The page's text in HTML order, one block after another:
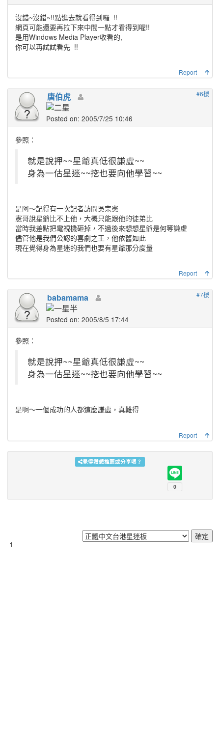
沒錯~沒錯~!!點進去就看得到囉 !!
網頁可能還要再拉下來中間一點才看得到喔!!
是用Windows Media Player收看的,
你可以再試試看先 !!
Report
#6樓
唐伯虎
Posted on: 2005/7/25 10:46
參照：
就是說押~~星爺真低很謙虛~~
身為一估星迷~~挖也要向他學習~~
是阿～記得有一次記者訪問吳宗憲
憲哥說星爺比不上他，大概只能跟他的徒弟比
當時我差點把電視機砸掉，不過後來想想星爺是何等謙虛
儘管他是我們公認的喜劇之王，他依舊如此
現在覺得身為星迷的我們也要有星爺那分度量
Report
#7樓
babamama
Posted on: 2005/8/5 17:44
參照：
就是說押~~星爺真低很謙虛~~
身為一估星迷~~挖也要向他學習~~
是啊～一個成功的人都這麼謙虛，真難得
Report
覺得讚想推薦或分享嗎？
1